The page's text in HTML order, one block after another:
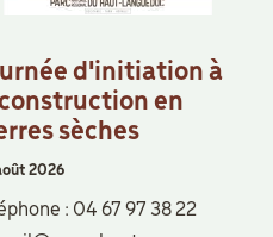
d'initiation à
en
sèches
2026
: 04 67 97 38 22